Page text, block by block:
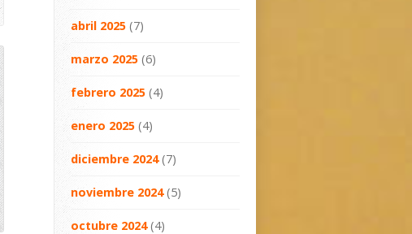
abril 2025 (7)
marzo 2025 (6)
febrero 2025 (4)
enero 2025 (4)
diciembre 2024(7)
noviembre 2024(5)
octubre 2024(4)